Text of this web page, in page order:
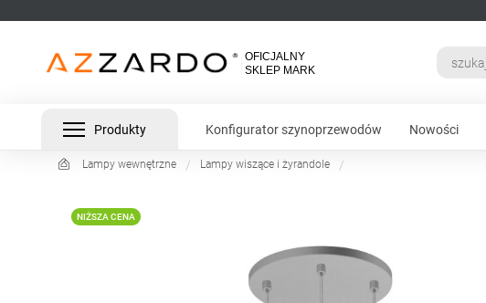
Produkty Konfigurator szynoprzewodów Nowości
Lampy wewnętrzne Lampy wiszące i żyrandole
NIŻSZA CENA